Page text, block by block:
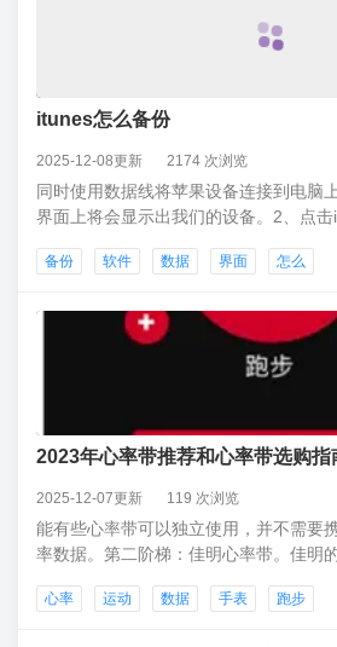
itunes怎么备份
2025-12-08更新 2174 次浏览
同时使用数据线将苹果设备连接到电脑
界面上将会显示出我们的设备。2、点击
掉“加密本地备份”的勾选（这是为了方
备份 软件 数据 界面 怎么
2023年心率带推荐和心率带选购指
2025-12-07更新 119 次浏览
能有些心率带可以独立使用，并不需要
率数据。第二阶梯：佳明心率带。佳明
款心率带是可以当做跑步传感器的。如
心率 运动 数据 手表 跑步